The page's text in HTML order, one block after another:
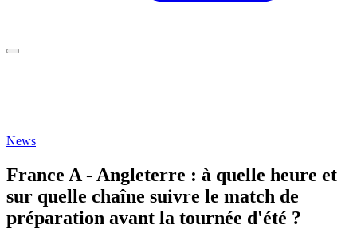
News
France A - Angleterre : à quelle heure et
sur quelle chaîne suivre le match de
préparation avant la tournée d'été ?